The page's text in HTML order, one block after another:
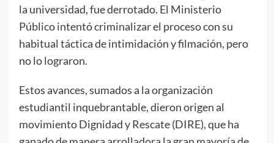
la universidad, fue derrotado. El Ministerio
Público intentó criminalizar el proceso con su
habitual táctica de intimidación y filmación, pero
no lo lograron.
Estos avances, sumados a la organización
estudiantil inquebrantable, dieron origen al
movimiento Dignidad y Rescate (DIRE), que ha